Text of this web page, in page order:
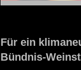
Für ein
Bündnis-